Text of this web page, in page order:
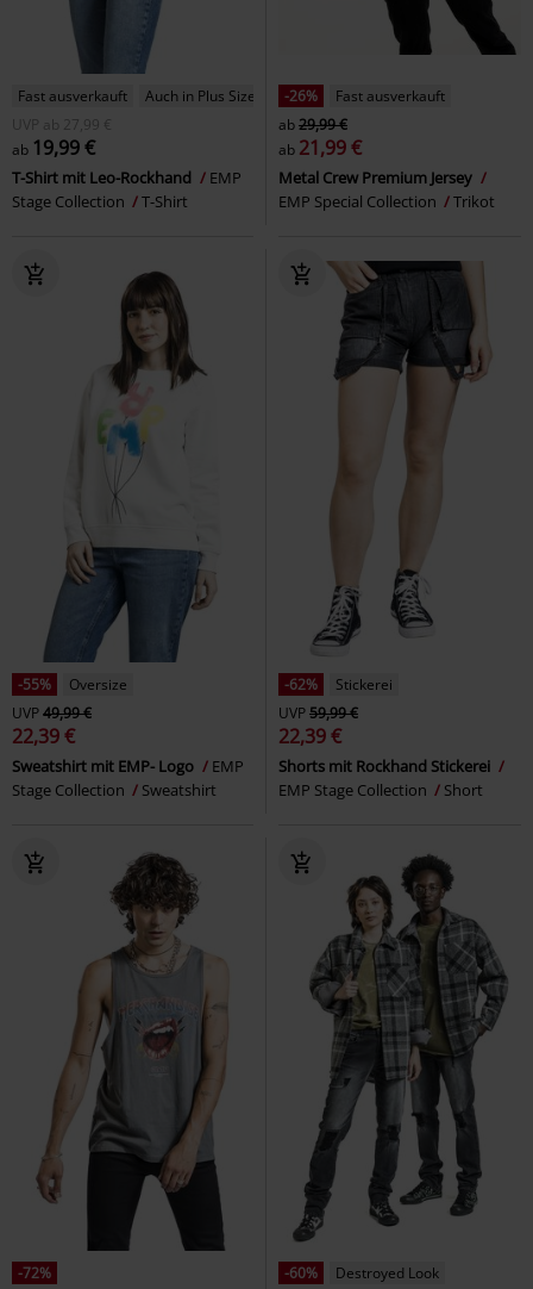
Fast ausverkauft
Auch in Plus Size
UVP
ab 27,99 €
ab 19,99 €
T-Shirt mit Leo-Rockhand
EMP
Stage Collection
T-Shirt
-26%
Fast ausverkauft
ab29,99 €
ab 21,99 €
Metal Crew Premium Jersey
EMP Special Collection
Trikot
-55%
Oversize
UVP49,99 €
22,39 €
Sweatshirt mit EMP- Logo
EMP
Stage Collection
Sweatshirt
-62%
Stickerei
UVP59,99 €
22,39 €
Shorts mit Rockhand Stickerei
EMP Stage Collection
Short
-72%
-60%
Destroyed Look